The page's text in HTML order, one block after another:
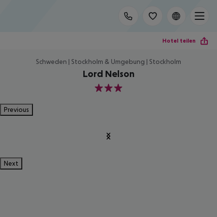
Hotel teilen
Schweden | Stockholm & Umgebung | Stockholm
Lord Nelson
3
Previous
Next